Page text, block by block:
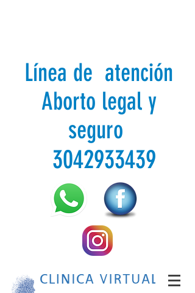
Línea de atención
Aborto legal y
seguro
3042933439